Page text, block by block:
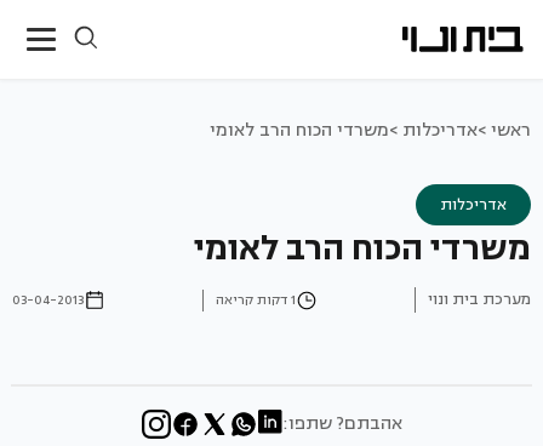
ראשי >אדריכלות >משרדי הכוח הרב לאומי
אדריכלות
משרדי הכוח הרב לאומי
מערכת בית ונוי 1 דקות קריאה 03-04-2013
אהבתם? שתפו: